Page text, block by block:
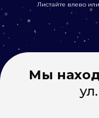
Листайте влево